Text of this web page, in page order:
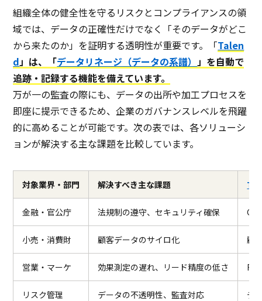
組織全体の健全性を守るリスクとコンプライアンスの領
域では、データの正確性だけでなく「そのデータがどこ
から来たのか」を証明する透明性が重要です。「Talen
d 」は、「データリネージ（データの系譜）
」を自動で
追跡・記録する機能を備えています。
万が一の監査の際にも、データの出所や加工プロセスを
即座に提示できるため、企業のガバナンスレベルを飛躍
的に高めることが可能です。次の表では、各ソリューシ
ョンが解決する主な課題を比較しています。
対象業界・部門 解決すべき主な課題
金融・官公庁 法規制の遵守、セキュリティ確保
小売・消費財 顧客データのサイロ化 顧
営業・マーケ 効果測定の遅れ、リード精度の低さ
リスク管理 データの不透明性、監査対応 デ